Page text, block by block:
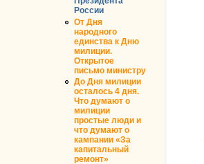
России
От Дня
народного
единства к Дню
милиции.
Открытое
письмо министру
До Дня милиции
осталось 4 дня.
Что думают о
милиции
простые люди и
что думают о
кампании «За
капитальный
ремонт»